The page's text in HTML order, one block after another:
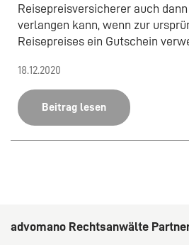
Reisepreisversicherer auch
verlangen kann, wenn zur
Reisepreises ein Gutschein
18.12.2020
Beitrag lesen
advomano Rechtsanwälte